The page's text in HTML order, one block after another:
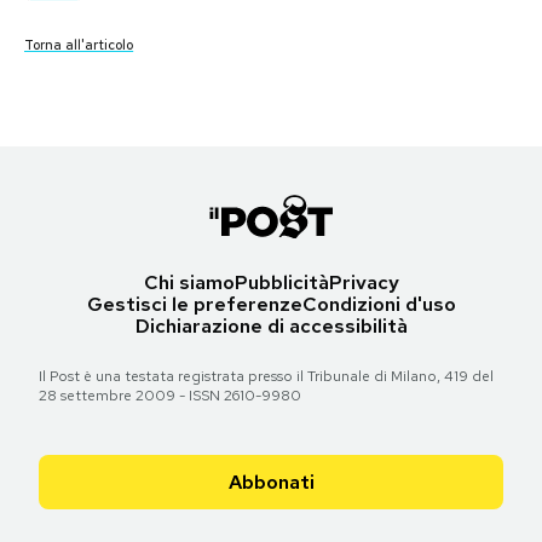
PODCAST
CALENDARIO
Torna all'articolo
Torna all'articolo
Torna all'articolo
Torna all'articolo
Torna all'articolo
Torna all'articolo
Torna all'articolo
Torna all'articolo
Torna all'articolo
Torna all'articolo
Torna all'articolo
Torna all'articolo
Torna all'articolo
Torna all'articolo
Torna all'articolo
Chi siamoPubblicitàPrivacy
Gestisci le preferenzeCondizioni d'uso
Dichiarazione di accessibilità
Il Post è una testata registrata presso il Tribunale di Milano, 419 del
28 settembre 2009 - ISSN 2610-9980
Abbonati